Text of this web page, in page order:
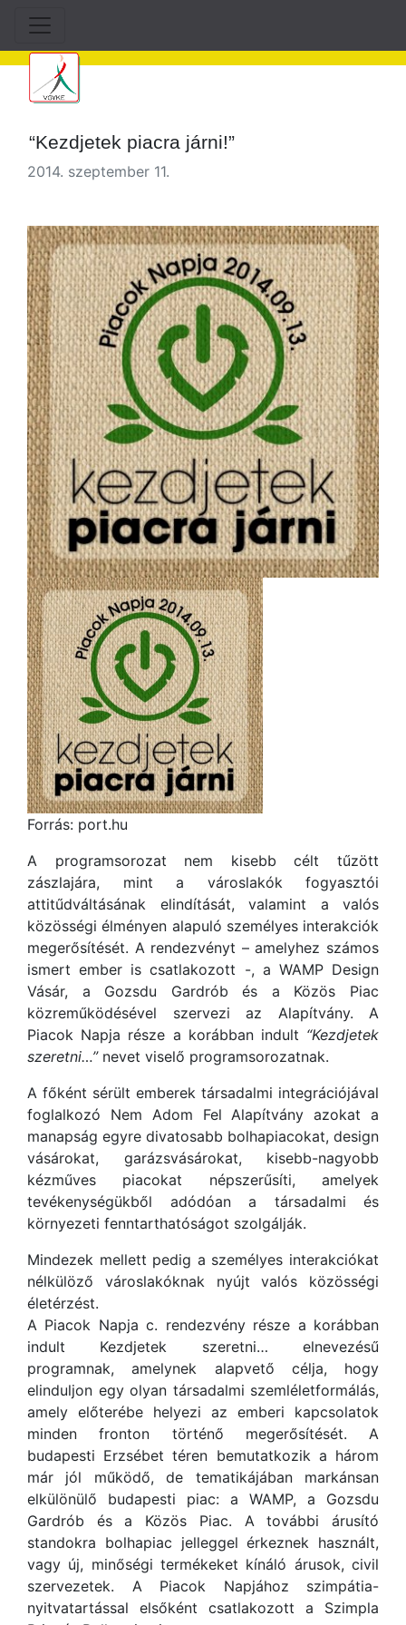
“Kezdjetek piacra járni!”
2014. szeptember 11.
Forrás: port.hu
A programsorozat nem kisebb célt tűzött
zászlajára, mint a városlakók fogyasztói
attitűdváltásának elindítását, valamint a valós
közösségi élményen alapuló személyes interakciók
megerősítését. A rendezvényt – amelyhez számos
ismert ember is csatlakozott -, a WAMP Design
Vásár, a Gozsdu Gardrób és a Közös Piac
közreműködésével szervezi az Alapítvány. A
Piacok Napja része a korábban indult “Kezdjetek
szeretni…”nevet viselő programsorozatnak.
A főként sérült emberek társadalmi integrációjával
foglalkozó Nem Adom Fel Alapítvány azokat a
manapság egyre divatosabb bolhapiacokat, design
vásárokat, garázsvásárokat, kisebb-nagyobb
kézműves piacokat népszerűsíti, amelyek
tevékenységükből adódóan a társadalmi és
környezeti fenntarthatóságot szolgálják.
Mindezek mellett pedig a személyes interakciókat
nélkülöző városlakóknak nyújt valós közösségi
életérzést.
A Piacok Napja c. rendezvény része a korábban
indult Kezdjetek szeretni… elnevezésű
programnak, amelynek alapvető célja, hogy
elinduljon egy olyan társadalmi szemléletformálás,
amely előterébe helyezi az emberi kapcsolatok
minden fronton történő megerősítését. A
budapesti Erzsébet téren bemutatkozik a három
már jól működő, de tematikájában markánsan
elkülönülő budapesti piac: a WAMP, a Gozsdu
Gardrób és a Közös Piac. A további árusító
standokra bolhapiac jelleggel érkeznek használt,
vagy új, minőségi termékeket kínáló árusok, civil
szervezetek. A Piacok Napjához szimpátia-
nyitvatartással elsőként csatlakozott a Szimpla